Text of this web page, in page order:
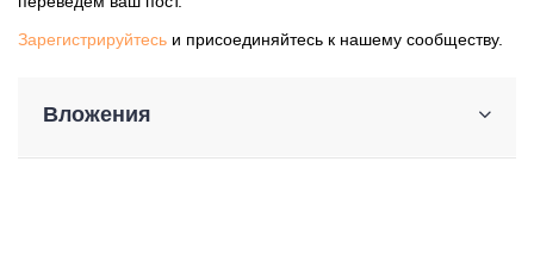
Зарегистрируйтесь и присоединяйтесь к нашему сообществу.
Вложения